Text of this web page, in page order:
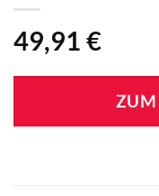
49,91 €
ZUM